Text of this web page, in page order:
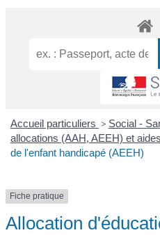
Accueil particuliers > Social -
allocations (AAH, AEEH) et aides
de l'enfant handicapé (AEEH)
Fiche pratique
Allocation